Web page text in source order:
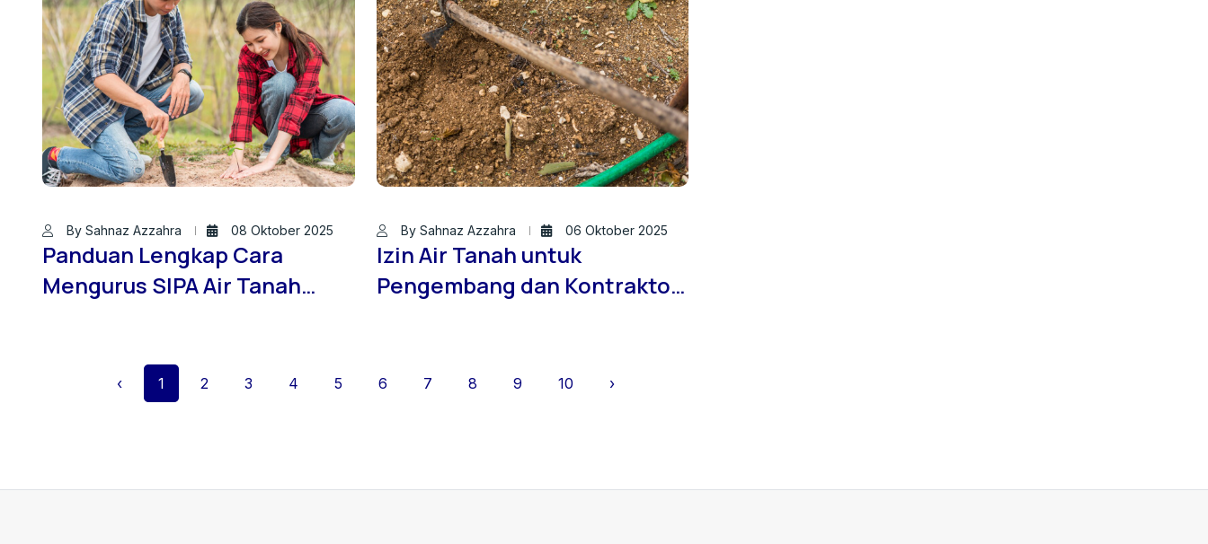
By Sahnaz Azzahra 08 Oktober 2025
Panduan Lengkap Cara
Mengurus SIPA Air Tanah
By Sahnaz Azzahra 06 Oktober 2025
Izin Air Tanah untuk
Pengembang dan Kontraktor:
‹ 1 2 3 4 5 6 7 8 9 10 ›